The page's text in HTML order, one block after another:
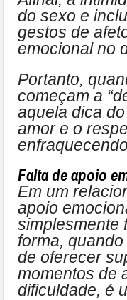
do sexo e
gestos de
emocional no
Portanto,
começam a
aquela dica
amor e o
Falta de apoio
Em um
apoio
simplesmente
forma,
de oferecer
momentos de
dificuldade, é